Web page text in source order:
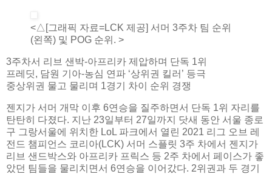
<△[그래픽 자료=LCK 제공] 서머 3주차 팀 순위
(왼쪽) 및 POG 순위. >
3주차서 리브 샌박-아프리카 제압하며 단독 1위
프레딧, 담원 기아-농심 연파 ‘상위권 킬러’ 등극
중상위권 물고 물리며 1경기 차이 순위 경쟁
젠지가 서머 개막 이후 6연승을 질주하면서 단독 1위 자리를
탄탄히 다졌다. 지난 23일부터 27일까지 닷새 동안 서울 종로
구 그랑서울에 위치한 LoL 파크에서 열린 2021 리그 오브 레
전드 챔피언스 코리아(LCK) 서머 스플릿 3주 차에서 젠지가
리브 샌드박스와 아프리카 프릭스 등 2주 차에서 페이스가 좋
았던 팀들을 물리치면서 6연승을 이어갔다. 2위권과 두 경기